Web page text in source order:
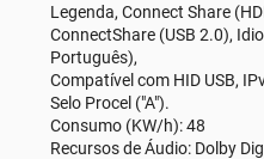
Legenda, Connect Share
ConnectShare (USB 2.0),
Português),
Compatível com HID USB,
Selo Procel ("A").
Consumo (KW/h): 48
Recursos de Áudio: Dolby